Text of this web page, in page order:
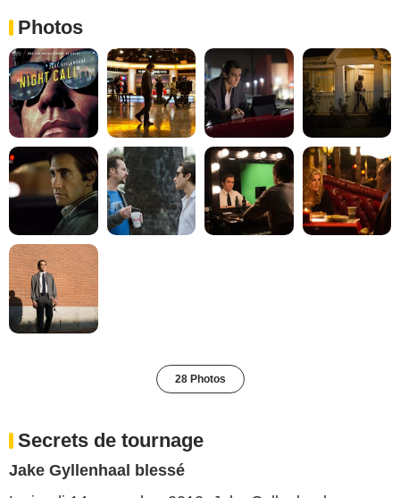
Photos
28 Photos
Secrets de tournage
Jake Gyllenhaal blessé